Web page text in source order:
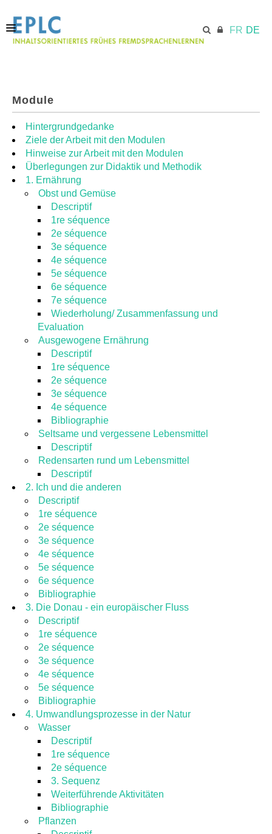
FR DE
MODULE
RESSOURCEN
Module
Hintergrundgedanke
Ziele der Arbeit mit den Modulen
Hinweise zur Arbeit mit den Modulen
Überlegungen zur Didaktik und Methodik
1. Ernährung
Obst und Gemüse
Descriptif
1re séquence
2e séquence
3e séquence
4e séquence
5e séquence
6e séquence
7e séquence
Wiederholung/ Zusammenfassung und
Evaluation
Ausgewogene Ernährung
Descriptif
1re séquence
2e séquence
3e séquence
4e séquence
Bibliographie
Seltsame und vergessene Lebensmittel
Descriptif
Redensarten rund um Lebensmittel
Descriptif
2. Ich und die anderen
Descriptif
1re séquence
2e séquence
3e séquence
4e séquence
5e séquence
6e séquence
Bibliographie
3. Die Donau - ein europäischer Fluss
Descriptif
1re séquence
2e séquence
3e séquence
4e séquence
5e séquence
Bibliographie
4. Umwandlungsprozesse in der Natur
Wasser
Descriptif
1re séquence
2e séquence
3. Sequenz
Weiterführende Aktivitäten
Bibliographie
Pflanzen